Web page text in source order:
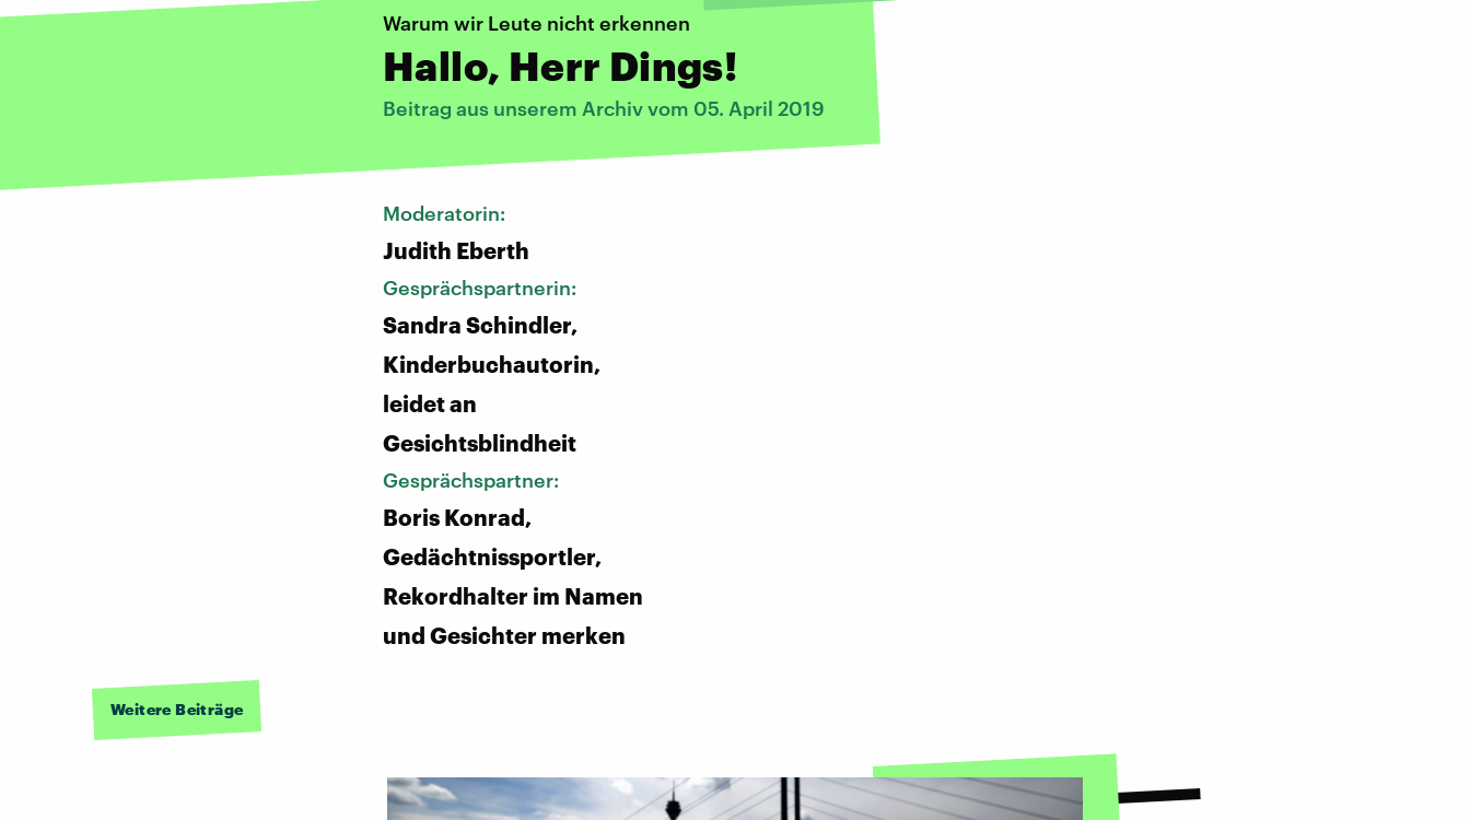
Warum wir Leute nicht erkennen
Hallo, Herr Dings!
Beitrag aus unserem Archiv vom 05. April 2019
Moderatorin:
Judith Eberth
Gesprächspartnerin:
Sandra Schindler,
Kinderbuchautorin,
leidet an
Gesichtsblindheit
Gesprächspartner:
Boris Konrad,
Gedächtnissportler,
Rekordhalter im Namen
und Gesichter merken
Weitere Beiträge